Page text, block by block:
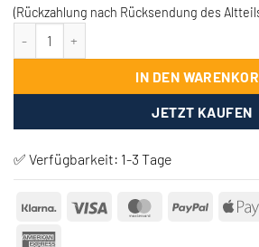
(Rückzahlung nach Rücksendung des
IN DEN
JETZT KAUFEN
✅ Verfügbarkeit: 1-3 Tage
Klarna Visa MasterCardPayPal